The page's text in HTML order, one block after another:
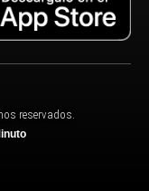
reservados.